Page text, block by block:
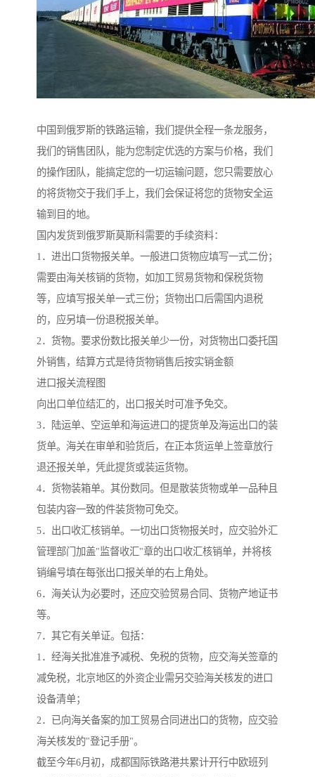
中国到俄罗斯的铁路运输，我们提供全程一条龙服务，
我们的销售团队，能为您制定优选的方案与价格，我们
的操作团队，能搞定您的一切运输问题，您只需要放心
的将货物交于我们手上，我们会保证将您的货物安全运
输到目的地。
国内发货到俄罗斯莫斯科需要的手续资料：
1．进出口货物报关单。一般进口货物应填写一式二份；
需要由海关核销的货物，如加工贸易货物和保税货物
等，应填写报关单一式三份；货物出口后需国内退税
的，应另填一份退税报关单。
2．货物。要求份数比报关单少一份，对货物出口委托国
外销售，结算方式是待货物销售后按实销金额
进口报关流程图
向出口单位结汇的，出口报关时可准予免交。
3．陆运单、空运单和海运进口的提货单及海运出口的装
货单。海关在审单和验货后，在正本货运单上签章放行
退还报关单，凭此提货或装运货物。
4．货物装箱单。其份数同。但是散装货物或单一品种且
包装内容一致的件装货物可免交。
5．出口收汇核销单。一切出口货物报关时，应交验外汇
管理部门加盖"监督收汇"章的出口收汇核销单，并将核
销编号填在每张出口报关单的右上角处。
6．海关认为必要时，还应交验贸易合同、货物产地证书
等。
7．其它有关单证。包括：
1．经海关批准准予减税、免税的货物，应交海关签章的
减免税，北京地区的外资企业需另交验海关核发的进口
设备清单；
2．已向海关备案的加工贸易合同进出口的货物，应交验
海关核发的"登记手册"。
截至今年6月初，成都国际铁路港共累计开行中欧班列